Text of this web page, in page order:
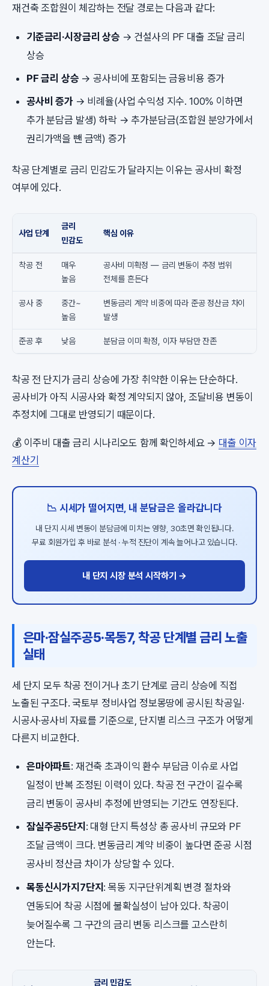
재건축 조합원이 체감하는 전달 경로는 다음과 같다:
기준금리·시장금리 상승 → 건설사의 PF 대출 조달 금리
상승
PF 금리 상승 → 공사비에 포함되는 금융비용 증가
공사비 증가→ 비례율(사업 수익성 지수. 100% 이하면
추가 분담금 발생) 하락 → 추가분담금(조합원 분양가에서
권리가액을 뺀 금액) 증가
착공 단계별로 금리 민감도가 달라지는 이유는 공사비 확정
여부에 있다.
사업 단계
금리
민감도
핵심 이유
착공 전
매우
높음
공사비 미확정 — 금리 변동이 추정 범위
전체를 흔든다
공사 중
중간~
높음
변동금리 계약 비중에 따라 준공 정산금 차이
발생
준공 후 낮음 분담금 이미 확정, 이자 부담만 잔존
착공 전 단지가 금리 상승에 가장 취약한 이유는 단순하다.
공사비가 아직 시공사와 확정 계약되지 않아, 조달비용 변동이
추정치에 그대로 반영되기 때문이다.
💰 이주비 대출 금리 시나리오도 함께 확인하세요 → 대출 이자
계산기
📉 시세가 떨어지면, 내 분담금은 올라갑니다
내 단지 시세 변동이 분담금에 미치는 영향, 30초면 확인됩니다.
무료 회원가입 후 바로 분석 · 누적 진단이 계속 늘어나고 있습니다.
내 단지 시장 분석 시작하기 →
은마·잠실주공5·목동7, 착공 단계별 금리 노출
실태
세 단지 모두 착공 전이거나 초기 단계로 금리 상승에 직접
노출된 구조다. 국토부 정비사업 정보몽땅에 공시된 착공일·
시공사·공사비 자료를 기준으로, 단지별 리스크 구조가 어떻게
다른지 비교한다.
은마아파트: 재건축 초과이익 환수 부담금 이슈로 사업
일정이 반복 조정된 이력이 있다. 착공 전 구간이 길수록
금리 변동이 공사비 추정에 반영되는 기간도 연장된다.
잠실주공5단지 : 대형 단지 특성상 총 공사비 규모와 PF
조달 금액이 크다. 변동금리 계약 비중이 높다면 준공 시점
공사비 정산금 차이가 상당할 수 있다.
목동신시가지7단지 : 목동 지구단위계획 변경 절차와
연동되어 착공 시점에 불확실성이 남아 있다. 착공이
늦어질수록 그 구간의 금리 변동 리스크를 고스란히
안는다.
금리 민감도